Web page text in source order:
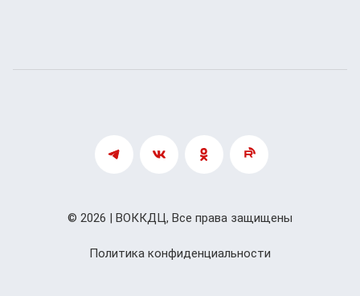
Политика конфиденциальности
© 2026 | ВОККДЦ, Все права защищены